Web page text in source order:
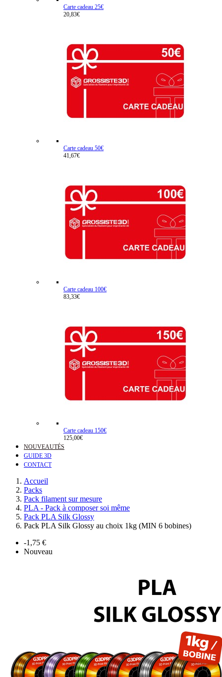
Carte cadeau 25€
20,83€
Carte cadeau 50€
41,67€
Carte cadeau 100€
83,33€
Carte cadeau 150€
125,00€
NOUVEAUTÉS
GUIDE 3D
CONTACT
Accueil
Packs
Pack filament sur mesure
PLA - Pack à composer soi même
Pack PLA Silk Glossy
Pack PLA Silk Glossy au choix 1kg (MIN 6 bobines)
-1,75 €
Nouveau